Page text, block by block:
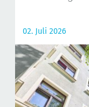
02. Juli 2026